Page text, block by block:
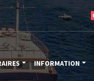
INFORMATION